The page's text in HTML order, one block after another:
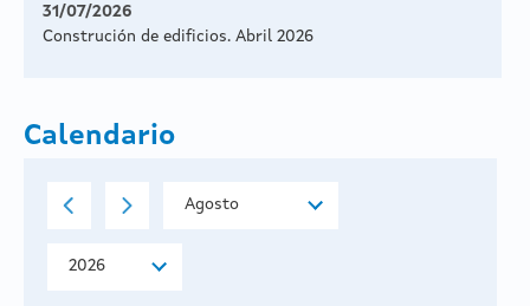
31/07/2026
Construción de edificios. Abril 2026
Calendario